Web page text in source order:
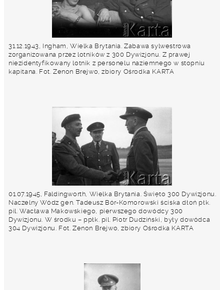
31.12.1943, Ingham, Wielka Brytania. Zabawa sylwestrowa
zorganizowana przez lotników z 300 Dywizjonu. Z prawej
niezidentyfikowany lotnik z personelu naziemnego w stopniu
kapitana. Fot. Zenon Brejwo, zbiory Ośrodka KARTA
01.07.1945, Faldingworth, Wielka Brytania. Święto 300 Dywizjonu.
Naczelny Wódz gen. Tadeusz Bór-Komorowski ściska dłoń płk.
pil. Wacława Makowskiego, pierwszego dowódcy 300
Dywizjonu. W środku – ppłk. pil. Piotr Dudziński, były dowódca
304 Dywizjonu. Fot. Zenon Brejwo, zbiory Ośrodka KARTA